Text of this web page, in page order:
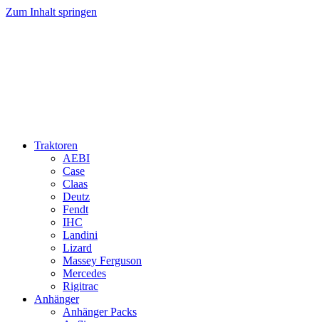
Zum Inhalt springen
Traktoren
AEBI
Case
Claas
Deutz
Fendt
IHC
Landini
Lizard
Massey Ferguson
Mercedes
Rigitrac
Anhänger
Anhänger Packs